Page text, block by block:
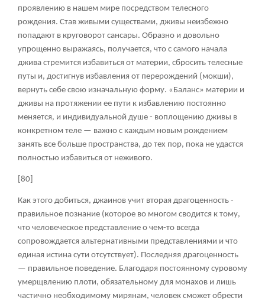
проявлению в нашем мире посредством телесного
рождения. Став живыми существами, дживы неизбежно
попадают в круговорот сансары. Образно и довольно
упрощенно выражаясь, получается, что с самого начала
джива стремится избавиться от материи, сбросить телесные
путы и, достигнув избавления от перерождений (мокши),
вернуть себе свою изначальную форму. «Баланс» материи и
дживы на протяжении ее пути к избавлению постоянно
меняется, и индивидуальной душе - воплощению дживы в
конкретном теле — важно с каждым новым рождением
занять все больше пространства, до тех пор, пока не удастся
полностью избавиться от неживого.
[80]
Как этого добиться, джаинов учит вторая драгоценность -
правильное познание (которое во многом сводится к тому,
что человеческое представление о чем-то всегда
сопровождается альтернативными представлениями и что
единая истина сути отсутствует). Последняя драгоценность
— правильное поведение. Благодаря постоянному суровому
умерщвлению плоти, обязательному для монахов и лишь
частично необходимому мирянам, человек сможет обрести